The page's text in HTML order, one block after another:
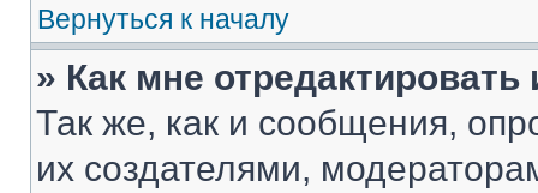
Вернуться к началу
» Как мне
Так же, как и сообщения,
их создателями,